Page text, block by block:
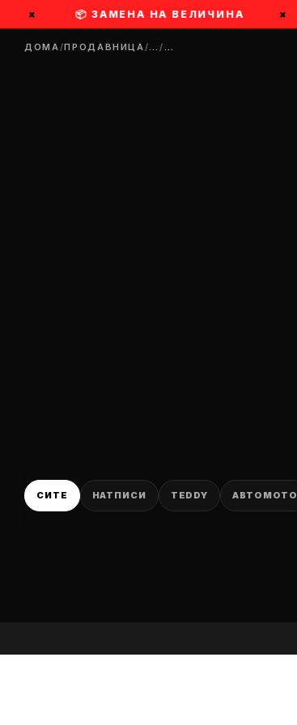
× 📦 ЗАМЕНА НА ВЕЛИЧИНА ×
ДОМА/ПРОДАВНИЦА/…/…
СИТЕ НАТПИСИ TEDDY АВТОМОТО